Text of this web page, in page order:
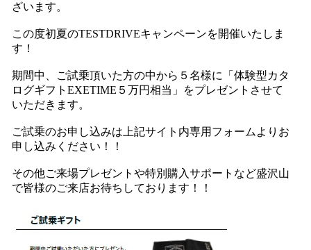
ざいます。
この度初夏のTESTDRIVEキャンペーンを開催いたしま
す！
期間中、ご試乗頂いた方の中から５名様に「体験型カタ
ログギフトEXETIME５万円相当」をプレゼントさせて
いただきます。
ご試乗のお申し込みは上記サイト内専用フォームよりお
申し込みください！！
その他ご来場プレゼントや特別購入サポートなど盛沢山
で皆様のご来店お待ちしております！！